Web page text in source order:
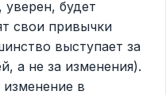
будет
свои привычки
выступает за
а не за изменения).
в